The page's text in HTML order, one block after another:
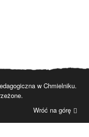
w Chmielniku.
Wróć na górę